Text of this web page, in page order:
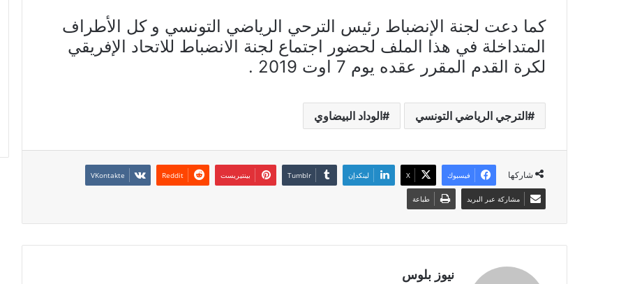
كما دعت لجنة الإنضباط رئيس الترحي الرياضي التونسي و كل الأطراف
المتداخلة في هذا الملف لحضور اجتماع لجنة الانضباط للاتحاد الإفريقي
لكرة القدم المقرر عقده يوم 7 اوت 2019 .
الترجي الرياضي التونسي الوداد البيضاوي
شاركها فيسبوك X لينكدإن بينتيريست
مشاركة عبر البريد طباعة
نيوز بلوس